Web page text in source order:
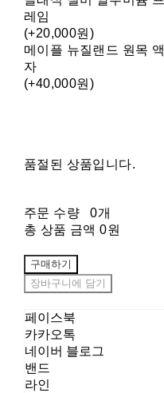
레임
(+20,000원)
메이플 뉴질랜드 원목 액
자
(+40,000원)
품절된 상품입니다.
주문 수량
0개
총 상품 금액 0원
구매하기
장바구니에 담기
페이스북
카카오톡
네이버 블로그
밴드
라인